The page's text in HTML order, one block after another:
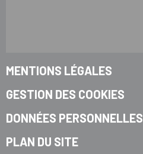
MENTIONS LÉGALES
GESTION DES COOKIES
DONNÉES PERSONNELLES
PLAN DU SITE